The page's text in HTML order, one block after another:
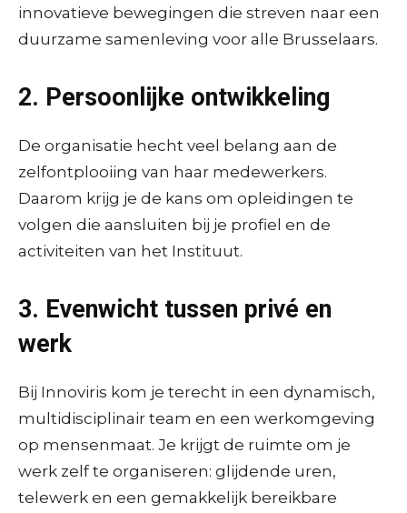
innovatieve bewegingen die streven naar een
duurzame samenleving voor alle Brusselaars.
2. Persoonlijke ontwikkeling
De organisatie hecht veel belang aan de
zelfontplooiing van haar medewerkers.
Daarom krijg je de kans om opleidingen te
volgen die aansluiten bij je profiel en de
activiteiten van het Instituut.
3. Evenwicht tussen privé en
werk
Bij Innoviris kom je terecht in een dynamisch,
multidisciplinair team en een werkomgeving
op mensenmaat. Je krijgt de ruimte om je
werk zelf te organiseren: glijdende uren,
telewerk en een gemakkelijk bereikbare